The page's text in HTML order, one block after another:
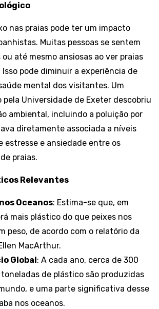
nas praias pode ter um impacto
Muitas pessoas se sentem
até mesmo ansiosas ao ver praias
Isso pode diminuir a experiência de
mental dos visitantes. Um
Universidade de Exeter descobriu
ambiental, incluindo a poluição por
diretamente associada a níveis
estresse e ansiedade entre os
praias.
Relevantes
Oceanos: Estima-se que, em
mais plástico do que peixes nos
peso, de acordo com o relatório da
MacArthur.
Global : A cada ano, cerca de 300
de plástico são produzidas
e uma parte significativa desse
nos oceanos.